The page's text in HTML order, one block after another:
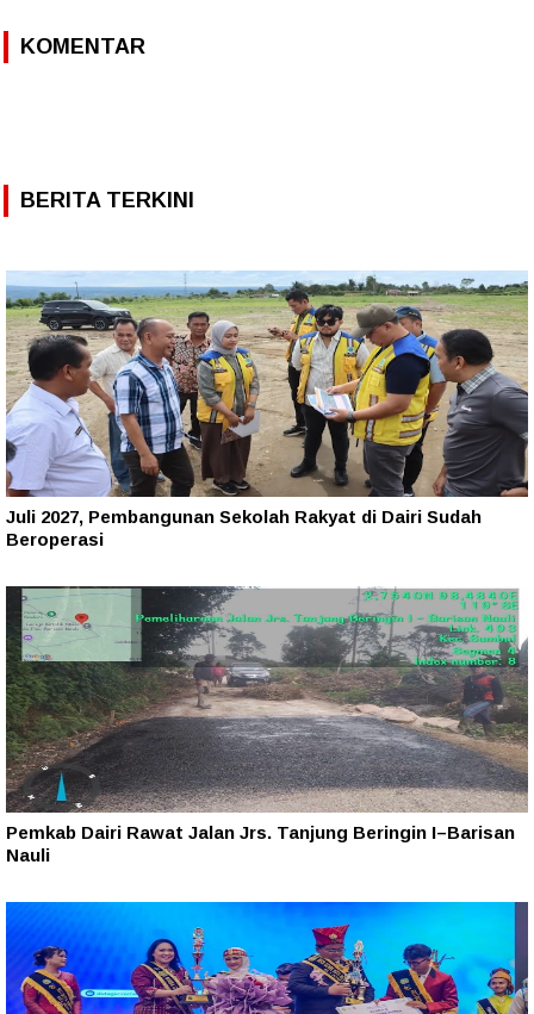
KOMENTAR
BERITA TERKINI
Juli 2027, Pembangunan Sekolah Rakyat di Dairi Sudah
Beroperasi
Pemkab Dairi Rawat Jalan Jrs. Tanjung Beringin I–Barisan
Nauli